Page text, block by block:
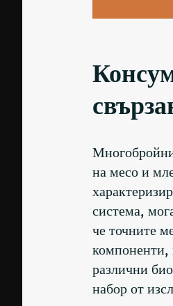
на месо и
система,
че точните
компоненти,
различни
набор от